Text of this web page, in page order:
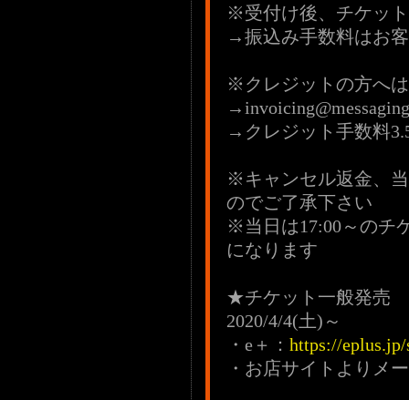
※受付け後、チケッ
→振込み手数料はお
※クレジットの方へ
→クレジット手数料
※キャンセル返金、
のでご了承下さい
※当日は17:00～のチ
になります
★チケット一般発売
2020/4/4(土)～
・e＋： https://
・お店サイトよりメ